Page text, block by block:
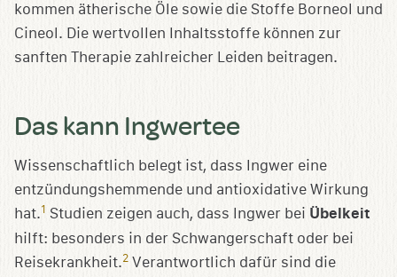
kommen ätherische Öle sowie die Stoffe Borneol und
Cineol. Die wertvollen Inhaltsstoffe können zur
sanften Therapie zahlreicher Leiden beitragen.
Das kann Ingwertee
Wissenschaftlich belegt ist, dass Ingwer eine
entzündungshemmende und antioxidative Wirkung
hat.1 Studien zeigen auch, dass Ingwer bei Übelkeit
hilft: besonders in der Schwangerschaft oder bei
Reisekrankheit.2 Verantwortlich dafür sind die